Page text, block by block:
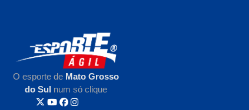
O esporte de Mato Grosso
do Sul num só clique